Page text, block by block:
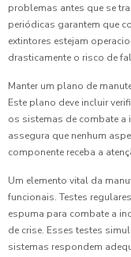
problemas antes que se
periódicas garantem que
extintores estejam
drasticamente o risco de
Manter um plano de
Este plano deve incluir
os sistemas de combate a
assegura que nenhum
componente receba a
Um elemento vital da
funcionais. Testes
espuma para combate a
de crise. Esses testes
sistemas respondem